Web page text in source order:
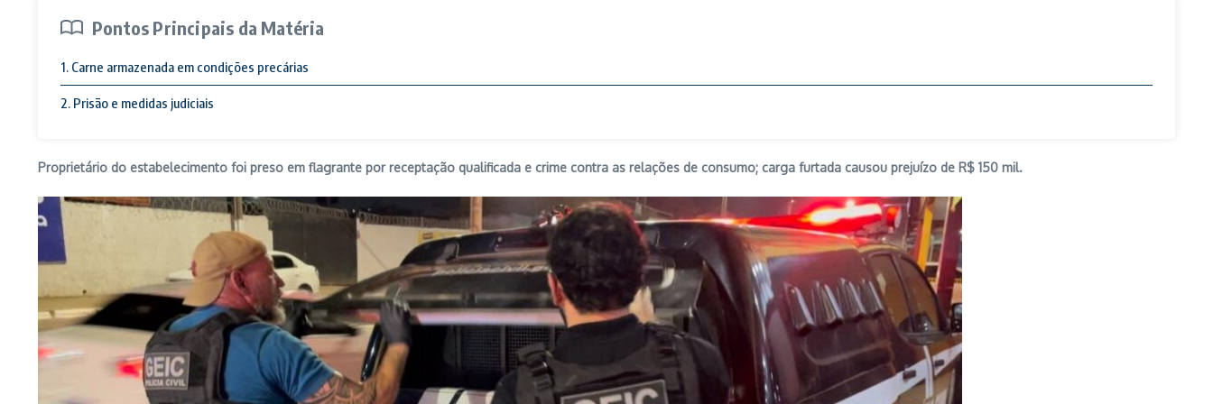
Pontos Principais da Matéria
1. Carne armazenada em condições precárias
2. Prisão e medidas judiciais
Proprietário do estabelecimento foi preso em flagrante por receptação qualificada e crime contra as relações de consumo; carga furtada causou prejuízo de R$ 150 mil.